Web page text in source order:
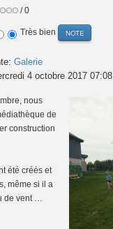
/ 0
Très bien
Galerie
4 octobre 2017 07:08
nous
de
construction
été créés et
même si il a
de vent …